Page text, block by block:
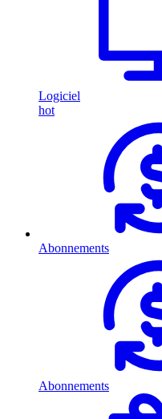
Logiciel
hot
Abonnements
Abonnements